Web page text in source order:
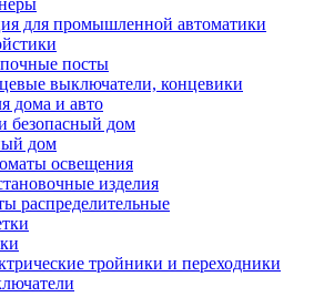
для промышленной автоматики
посты
выключатели, концевики
дома и авто
безопасный дом
дом
освещения
изделия
распределительные
тройники и переходники